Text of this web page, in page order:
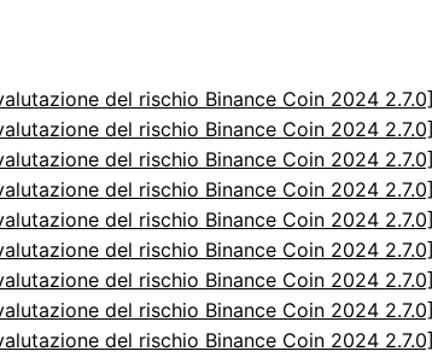
del rischio Binance Coin 2024 2.7.0]
del rischio Binance Coin 2024 2.7.0]
del rischio Binance Coin 2024 2.7.0]
del rischio Binance Coin 2024 2.7.0]
del rischio Binance Coin 2024 2.7.0]
del rischio Binance Coin 2024 2.7.0]
del rischio Binance Coin 2024 2.7.0]
del rischio Binance Coin 2024 2.7.0]
del rischio Binance Coin 2024 2.7.0]